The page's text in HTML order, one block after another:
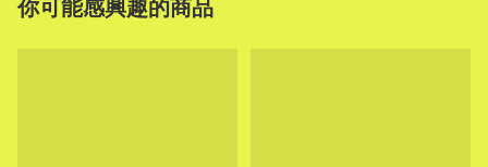
你可能感興趣的商品